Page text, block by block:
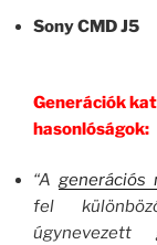
Sony CMD J5
Generációk
hasonlóságok:
“Agenerációs
fel